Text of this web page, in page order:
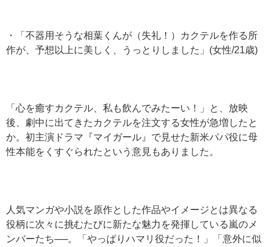
・「不器用そうな相葉くんが（失礼！）カクテルを作る所
作が、予想以上に美しく、うっとりしました」(女性/21歳)
「心を癒すカクテル、私も飲んでみたーい！」と、放映
後、劇中に出てきたカクテルを注文する女性が急増したと
か。初主演ドラマ『マイガール』で見せた新米パパ役に母
性本能をくすぐられたという意見もありました。
人気マンガや小説を原作とした作品やイメージとは異なる
役柄に次々に挑むたびに新たな魅力を発揮している嵐のメ
ンバーたち──。「やっぱりハマリ役だった！」「意外に似